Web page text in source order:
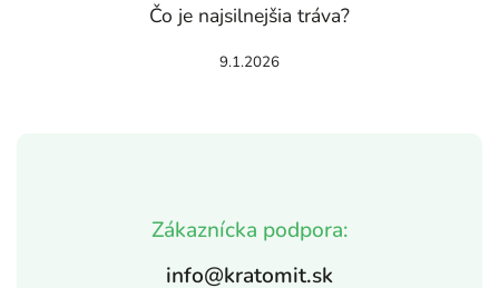
Zákaznícka podpora:
info@kratomit.sk
Čo je najsilnejšia tráva?
9.1.2026